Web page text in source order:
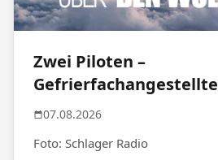
Zwei Piloten –
Gefrierfachangestellte
07.08.2026
Foto: Schlager Radio